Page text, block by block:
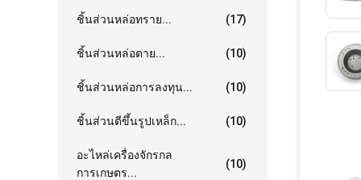
ชิ้นส่วนหล่อทราย... (17)
ชิ้นส่วนหล่อตาย... (10)
ชิ้นส่วนหล่อการลงทุน... (10)
ชิ้นส่วนตีขึ้นรูปเหล็ก... (10)
อะไหล่เครื่องจักรกล
การเกษตร...
(10)